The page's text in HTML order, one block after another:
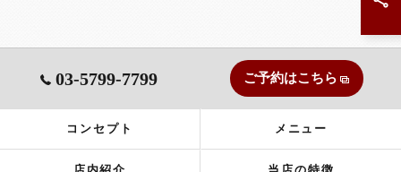
03-5799-7799 ご予約はこちら
コンセプト メニュー